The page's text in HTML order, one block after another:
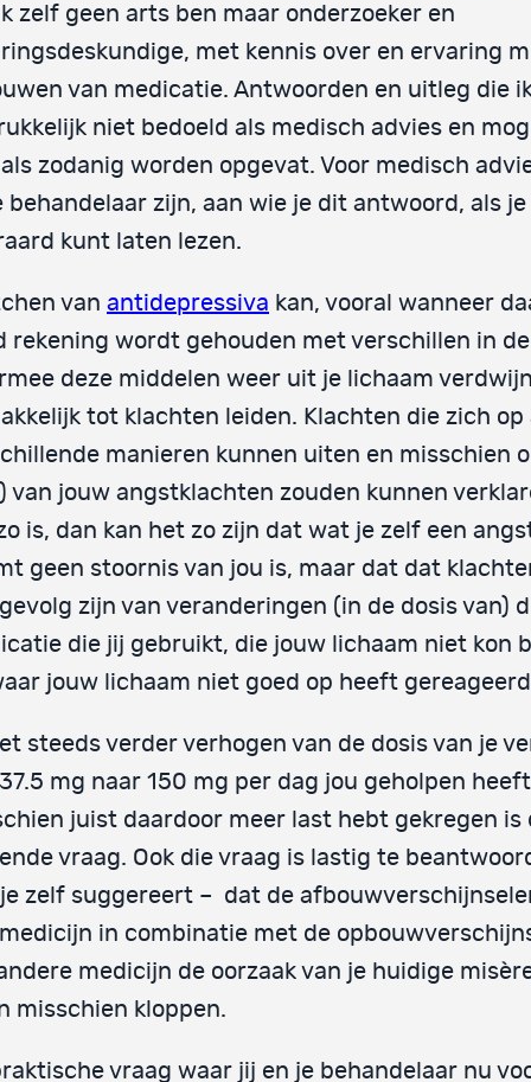
zelf geen arts ben maar onderzoeker en
met kennis over en ervaring
van medicatie. Antwoorden en uitleg die
niet bedoeld als medisch advies en
zodanig worden opgevat. Voor medisch
behandelaar zijn, aan wie je dit antwoord, als
kunt laten lezen.
van antidepressiva kan, vooral wanneer
rekening wordt gehouden met verschillen in
deze middelen weer uit je lichaam
tot klachten leiden. Klachten die zich op
manieren kunnen uiten en misschien
van jouw angstklachten zouden kunnen
is, dan kan het zo zijn dat wat je zelf een
geen stoornis van jou is, maar dat dat
zijn van veranderingen (in de dosis van)
die jij gebruikt, die jouw lichaam niet kon
jouw lichaam niet goed op heeft
steeds verder verhogen van de dosis van je
mg naar 150 mg per dag jou geholpen
juist daardoor meer last hebt gekregen is
vraag. Ook die vraag is lastig te
zelf suggereert – dat de
in combinatie met de
medicijn de oorzaak van je huidige
misschien kloppen.
vraag waar jij en je behandelaar nu